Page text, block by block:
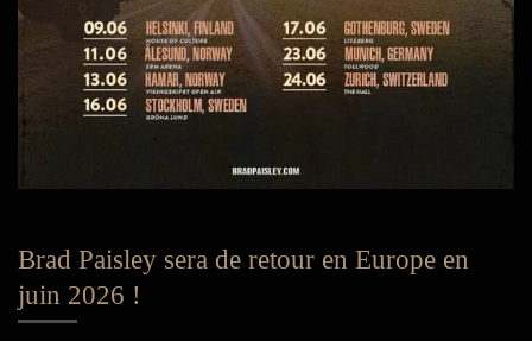
Brad Paisley sera de retour en Europe en
juin 2026 !